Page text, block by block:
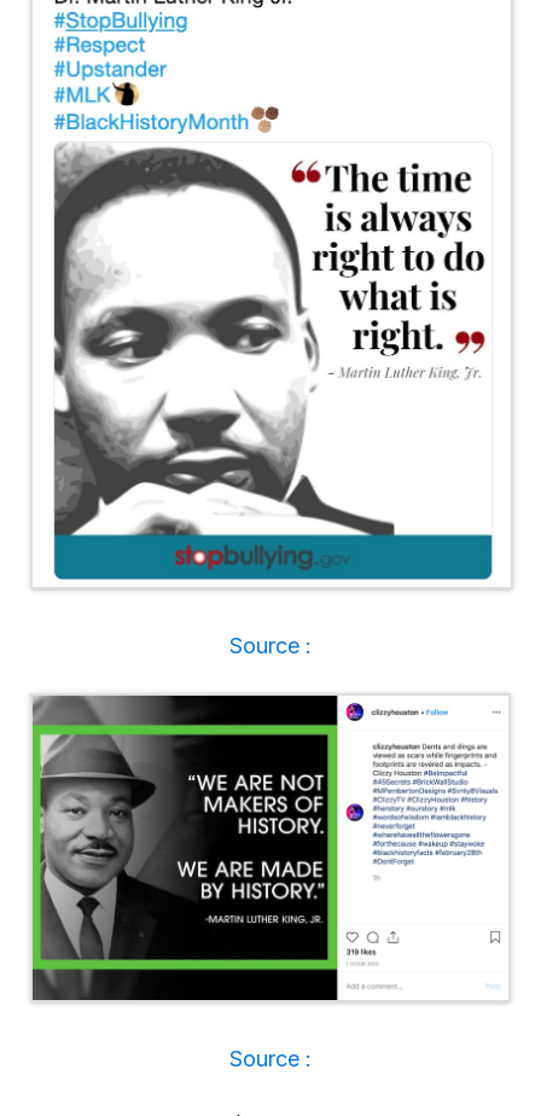
Source :
Source :